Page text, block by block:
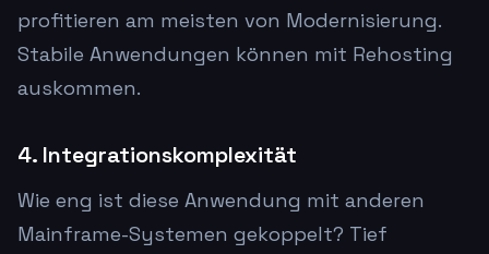
profitieren am meisten von Modernisierung.
Stabile Anwendungen können mit Rehosting
auskommen.
4. Integrationskomplexität
Wie eng ist diese Anwendung mit anderen
Mainframe-Systemen gekoppelt? Tief